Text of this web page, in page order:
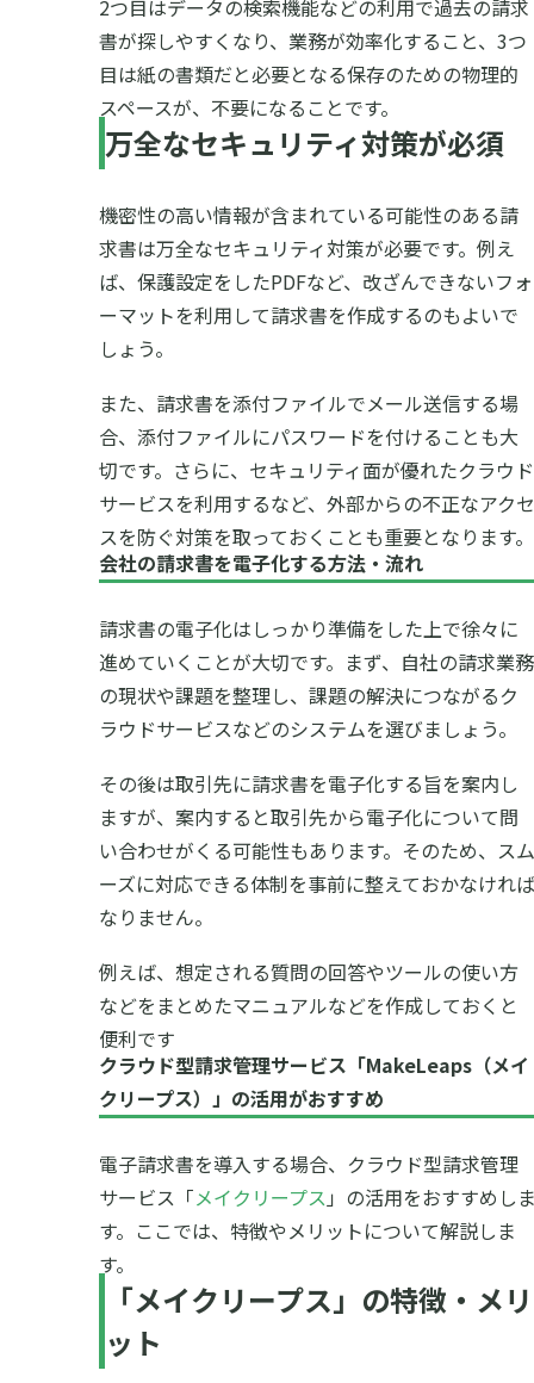
2つ目はデータの検索機能などの利用で過去の請求
書が探しやすくなり、業務が効率化すること、3つ
目は紙の書類だと必要となる保存のための物理的
スペースが、不要になることです。
万全なセキュリティ対策が必須
機密性の高い情報が含まれている可能性のある請
求書は万全なセキュリティ対策が必要です。例え
ば、保護設定をしたPDFなど、改ざんできないフォ
ーマットを利用して請求書を作成するのもよいで
しょう。
また、請求書を添付ファイルでメール送信する場
合、添付ファイルにパスワードを付けることも大
切です。さらに、セキュリティ面が優れたクラウド
サービスを利用するなど、外部からの不正なアクセ
スを防ぐ対策を取っておくことも重要となります。
会社の請求書を電子化する方法・流れ
請求書の電子化はしっかり準備をした上で徐々に
進めていくことが大切です。まず、自社の請求業務
の現状や課題を整理し、課題の解決につながるク
ラウドサービスなどのシステムを選びましょう。
その後は取引先に請求書を電子化する旨を案内し
ますが、案内すると取引先から電子化について問
い合わせがくる可能性もあります。そのため、スム
ーズに対応できる体制を事前に整えておかなければ
なりません。
例えば、想定される質問の回答やツールの使い方
などをまとめたマニュアルなどを作成しておくと
便利です
クラウド型請求管理サービス「MakeLeaps（メイ
クリープス）」の活用がおすすめ
電子請求書を導入する場合、クラウド型請求管理
サービス「メイクリープス 」の活用をおすすめし
す。ここでは、特徴やメリットについて解説しま
す。
「メイクリープス」の特徴・メリ
ット